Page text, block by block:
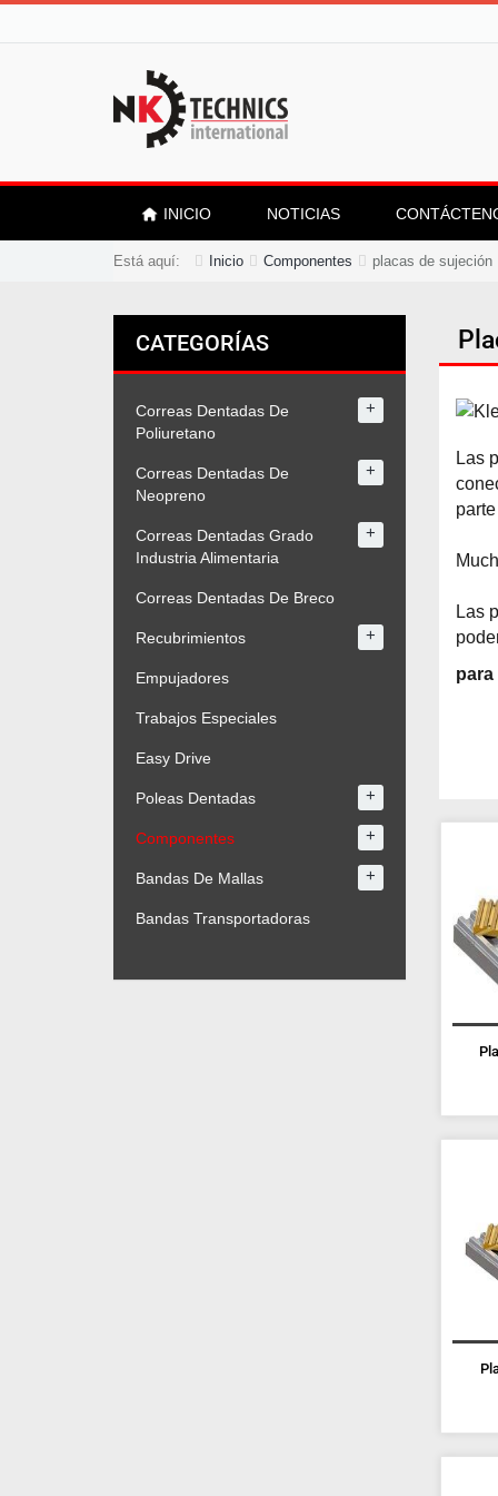
INICIO NOTICIAS
Está aquí: Inicio Componentes placas de sujeción
Las
Las
CATEGORÍAS
Correas Dentadas De
Poliuretano
+
Correas Dentadas De
Neopreno
+
Correas Dentadas Grado
Industria Alimentaria
+
Correas Dentadas De Breco
Recubrimientos +
Empujadores
Trabajos Especiales
Easy Drive
Poleas Dentadas +
Componentes +
Bandas De Mallas +
Bandas Transportadoras